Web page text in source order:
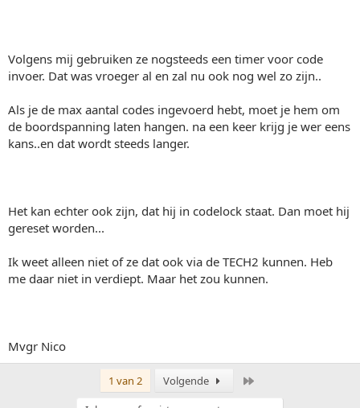
Volgens mij gebruiken ze nogsteeds een timer voor code
invoer. Dat was vroeger al en zal nu ook nog wel zo zijn..
Als je de max aantal codes ingevoerd hebt, moet je hem om
de boordspanning laten hangen. na een keer krijg je wer eens
kans..en dat wordt steeds langer.
Het kan echter ook zijn, dat hij in codelock staat. Dan moet hij
gereset worden...
Ik weet alleen niet of ze dat ook via de TECH2 kunnen. Heb
me daar niet in verdiept. Maar het zou kunnen.
Mvgr Nico
1 van 2 Volgende